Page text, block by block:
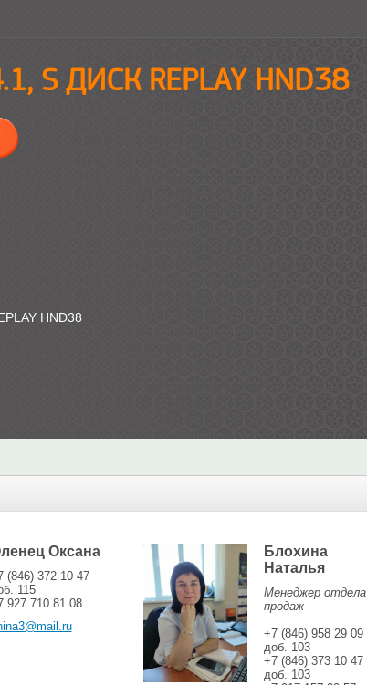
S ДИСК REPLAY HND38
HND38
Оксана
(846) 372 10 47
115
927 710 81 08
Блохина
Наталья
Менеджер отдела
продаж
+7 (846) 958 29 09
доб. 103
+7 (846) 373 10 47
доб. 103